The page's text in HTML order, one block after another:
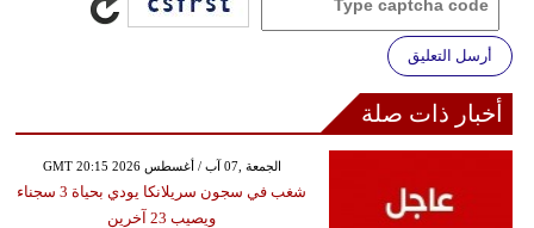
أرسل التعليق
أخبار ذات صلة
GMT 20:15 2026 الجمعة ,07 آب / أغسطس
شغب في سجون سريلانكا يودي بحياة 3 سجناء
ويصيب 23 آخرين